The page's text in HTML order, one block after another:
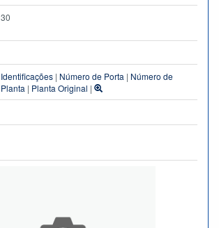
30
Identificações | Número de Porta | Número de
Planta | Planta Original |